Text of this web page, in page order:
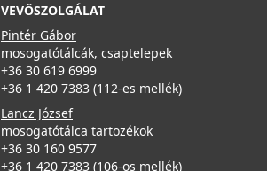
VEVŐSZOLGÁLAT
Pintér Gábor
mosogatótálcák, csaptelepek
+36 30 619 6999
+36 1 420 7383 (112-es mellék)
Lancz József
mosogatótálca tartozékok
+36 30 160 9577
+36 1 420 7383 (106-os mellék)